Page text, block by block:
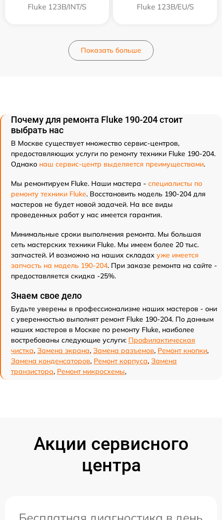
Fluke 123B/INT/S Fluke 123B/EU/S
Показать больше
Почему для ремонта Fluke 190-204 стоит
выбрать нас
В Москве существует множество сервис-центров,
предоставляющих услуги по ремонту техники Fluke 190-204.
Однако наш сервис-центр выделяется преимуществами.
Мы ремонтируем Fluke. Наши мастера - специалисты по
ремонту техники Fluke. Восстановить модель 190-204 для
мастеров не будет новой задачей. На все виды
проведенных работ у нас имеется гарантия.
Минимальные сроки выполнения ремонта. Мы большая
сеть мастерских техники Fluke. Мы имеем более 20 тыс.
запчастей. И возможно на наших складах уже имеется
запчасть на модель 190-204. При заказе ремонта на сайте -
предоставляется скидка -25%.
Знаем свое дело
Будьте уверены в профессионализме наших мастеров - они
с уверенностью выполнят ремонт Fluke 190-204. По данным
наших мастеров в Москве по ремонту Fluke, наиболее
востребованы следующие услуги: Профилактическая
чистка, Замена экрана, Замена разъемов, Ремонт кнопки,
Замена конденсаторов, Ремонт корпуса, Замена
транзистора, Ремонт микросхемы,
Акции сервисного
центра